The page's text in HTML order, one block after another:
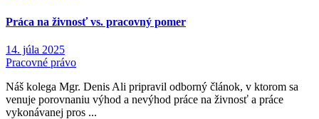
Práca na živnosť vs. pracovný pomer
14. júla 2025
Pracovné právo
Náš kolega Mgr. Denis Ali pripravil odborný článok, v ktorom sa
venuje porovnaniu výhod a nevýhod práce na živnosť a práce
vykonávanej pros ...